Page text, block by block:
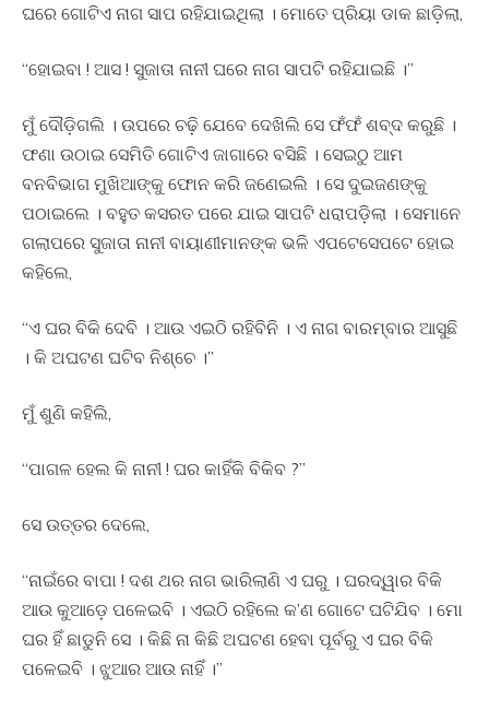
ଘରେ ଗୋଟିଏ ନାଗ ସାପ ରହିଯାଇଥିଲା । ମୋତେ ପ୍ରିୟା ଡାକ ଛାଡ଼ିଲା,
“ହୋଇବା ! ଆସ ! ସୁଜାତା ନାନୀ ଘରେ ନାଗ ସାପଟି ରହିଯାଇଛି ।”
ମୁଁ ଦୌଡ଼ିଗଲି । ଉପରେ ଚଢ଼ି ଯେବେ ଦେଖିଲି ସେ ଫଁଫଁ ଶବ୍ଦ କରୁଛି ।
ଫଣା ଉଠାଇ ସେମିତି ଗୋଟିଏ ଜାଗାରେ ବସିଛି । ସେଇଠୁ ଆମ
ବନବିଭାଗ ମୁଖିଆଙ୍କୁ ଫୋନ କରି ଜଣେଇଲି । ସେ ଦୁଇଜଣଙ୍କୁ
ପଠାଇଲେ । ବହୁତ କସରତ ପରେ ଯାଇ ସାପଟି ଧରାପଡ଼ିଲା । ସେମାନେ
ଗଲାପରେ ସୁଜାତା ନାନୀ ବାୟାଣୀମାନଙ୍କ ଭଳି ଏପଟେସେପଟେ ହୋଇ
କହିଲେ,
“ଏ ଘର ବିକି ଦେବି । ଆଉ ଏଇଠି ରହିବିନି । ଏ ନାଗ ବାରମ୍ବାର ଆସୁଛି
। କି ଅଘଟଣ ଘଟିବ ନିଶ୍ଚେ ।”
ମୁଁ ଶୁଣି କହିଲି,
“ପାଗଳ ହେଲ କି ନାନୀ ! ଘର କାହିଁକି ବିକିବ ?”
ସେ ଉତ୍ତର ଦେଲେ,
“ନାଇଁରେ ବାପା ! ଦଶ ଥର ନାଗ ଭାରିଲାଣି ଏ ଘରୁ । ଘରଦ୍ୱାର ବିକି
ଆଉ କୁଆଡ଼େ ପଳେଇବି । ଏଇଠି ରହିଲେ କ’ଣ ଗୋଟେ ଘଟିଯିବ । ମୋ
ଘର ହିଁ ଛାଡୁନି ସେ । କିଛି ନା କିଛି ଅଘଟଣ ହେବା ପୂର୍ବରୁ ଏ ଘର ବିକି
ପଳେଇବି । ଝୁଆର ଆଉ ନାହିଁ ।”